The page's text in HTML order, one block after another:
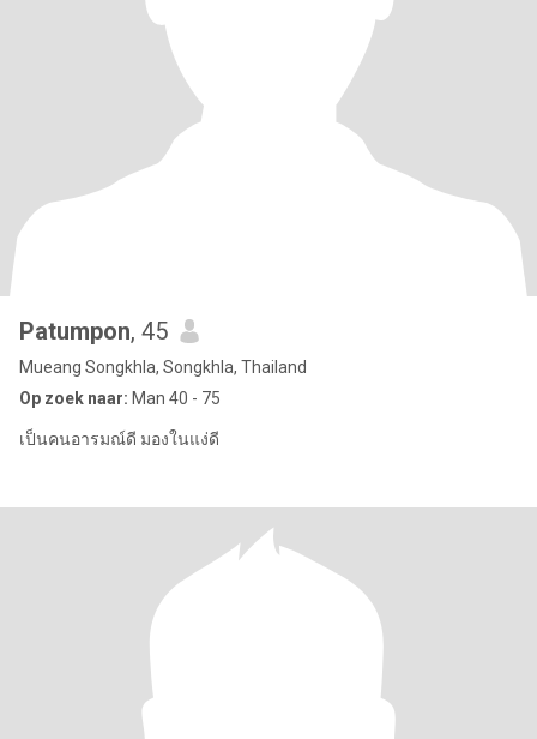
Patumpon, 45
Mueang Songkhla, Songkhla, Thailand
Op zoek naar: Man 40 - 75
เป็นคนอารมณ์ดี มองในแง่ดี